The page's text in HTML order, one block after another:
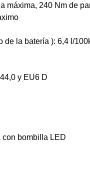
máxima, 240 Nm de
la batería ): 6,4 l/
y EU6 D
bombilla LED